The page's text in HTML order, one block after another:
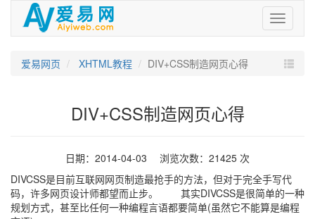
爱
易
爱易网页
XHTML教程 DIV+CSS制造网页心得
DIV+CSS制造网页心得
日期：2014-04-03 浏览次数：21425 次
DIVCSS是目前互联网网页制造最抢手的方法，但对于完全手写代
码，许多网页设计师都望而止步。 其实DIVCSS是很简单的一种
规划方式，甚至比任何一种编程言语都要简单(虽然它不能算是编程